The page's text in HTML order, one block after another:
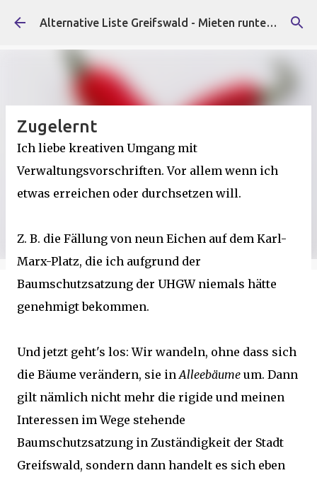
Direkt zum Hauptbereich Alternative Liste Greifswald - Mieten runter, Faschist*innen raus!
Zugelernt
Ich liebe kreativen Umgang mit
Verwaltungsvorschriften. Vor allem wenn ich
etwas erreichen oder durchsetzen will.
Z. B. die Fällung von neun Eichen auf dem Karl-
Marx-Platz, die ich aufgrund der
Baumschutzsatzung der UHGW niemals hätte
genehmigt bekommen.
Und jetzt geht's los: Wir wandeln, ohne dass sich
die Bäume verändern, sie inAlleebäume um. Dann
gilt nämlich nicht mehr die rigide und meinen
Interessen im Wege stehende
Baumschutzsatzung in Zuständigkeit der Stadt
Greifswald, sondern dann handelt es sich eben